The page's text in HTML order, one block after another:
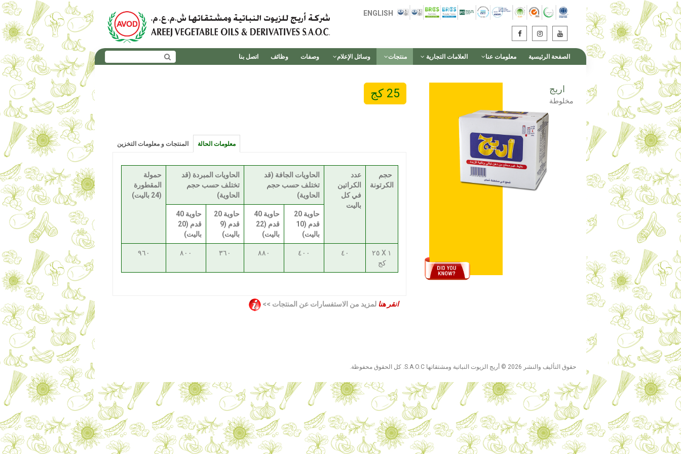
ENGLISH
اتصل بنا وظائف وصفات وسائل الإعلام منتجات العلامات التجارية معلومات عنا الصفحة الرئيسية
اريج
مخلوطة
25 كج
المنتجات و معلومات التخزين معلومات الحالة
حجم
الكرتونة
عدد
الكراتين
في كل
باليت
الحاويات الجافة (قد
تختلف حسب حجم
الحاوية)
الحاويات المبردة (قد
تختلف حسب حجم
الحاوية)
حمولة
المقطورة
(24 باليت)
حاوية 20
قدم (10
باليت)
حاوية 40
قدم (22
باليت)
حاوية 20
قدم (9
باليت)
حاوية 40
قدم (20
باليت)
١ X ٢٥
كج
٤٠ ٤٠٠ ٨٨٠ ٣٦٠ ٨٠٠ ٩٦٠
انقر هنا لمزيد من الاستفسارات عن المنتجات >>
حقوق التأليف والنشر 2026 © أريج الزيوت النباتية ومشتقاتها S.A.O.C. كل الحقوق محفوظة.